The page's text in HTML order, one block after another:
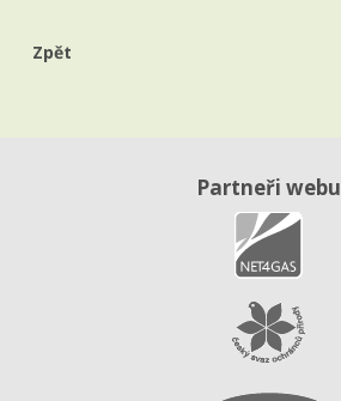
Zpět
Partneři webu